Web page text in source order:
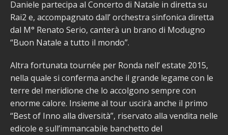
Daniele partecipa al Concerto di Natale in diretta su
Rai2 e, accompagnato dall’ orchestra sinfonica diretta
dal M° Renato Serio, canterà un brano di Modugno
“Buon Natale a tutto il mondo”.
Altra fortunata tournée per Ronda nell’ estate 2015,
nella quale si conferma anche il grande legame con le
terre del meridione che lo accolgono sempre con
enorme calore. Insieme al tour uscirà anche il primo
“Best of Inno alla diversità”, riservato alla vendita nelle
edicole e sull’immancabile banchetto del